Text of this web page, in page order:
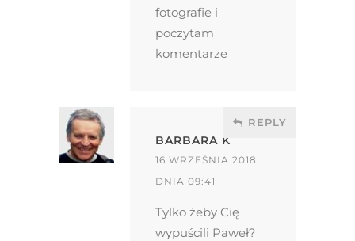
fotografie i
poczytam
komentarze
BARBARA K
16 WRZEŚNIA 2018
DNIA 09:41
REPLY
Tylko żeby Cię
wypuścili Paweł?